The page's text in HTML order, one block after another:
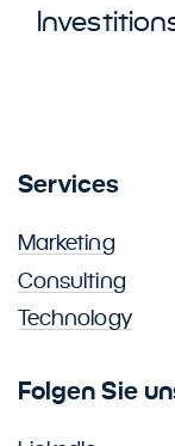
Services
Marketing
Consulting
Technology
Folgen Sie